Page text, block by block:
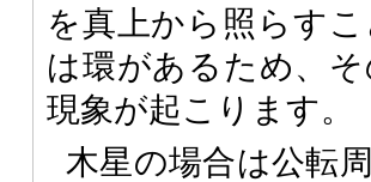
を真上から照らす
は環があるため、
現象が起こります。
木星の場合は公転